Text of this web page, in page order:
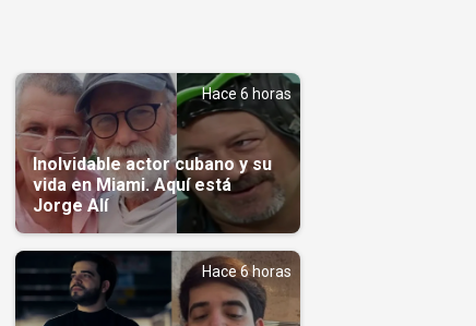
Hace 6 horas
Inolvidable actor cubano y su
vida en Miami. Aquí está
Jorge Alí
Hace 6 horas